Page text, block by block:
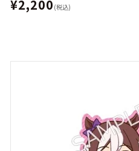
¥2,200 (税込)